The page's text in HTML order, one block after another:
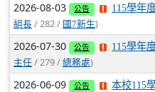
2026-08-03 公告 115學年
組長 / 282 / 國7新生)
2026-07-30 公告 115學年
主任 / 279 / 總務處)
2026-06-09 公告
本校115